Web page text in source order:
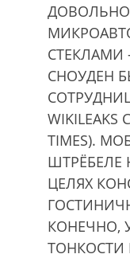
ДОВОЛЬНО
СТЕКЛАМИ
СНОУДЕН
TIMES).
ШТРЁБЕЛЕ
ЦЕЛЯХ
КОНЕЧНО,
ТОНКОСТИ